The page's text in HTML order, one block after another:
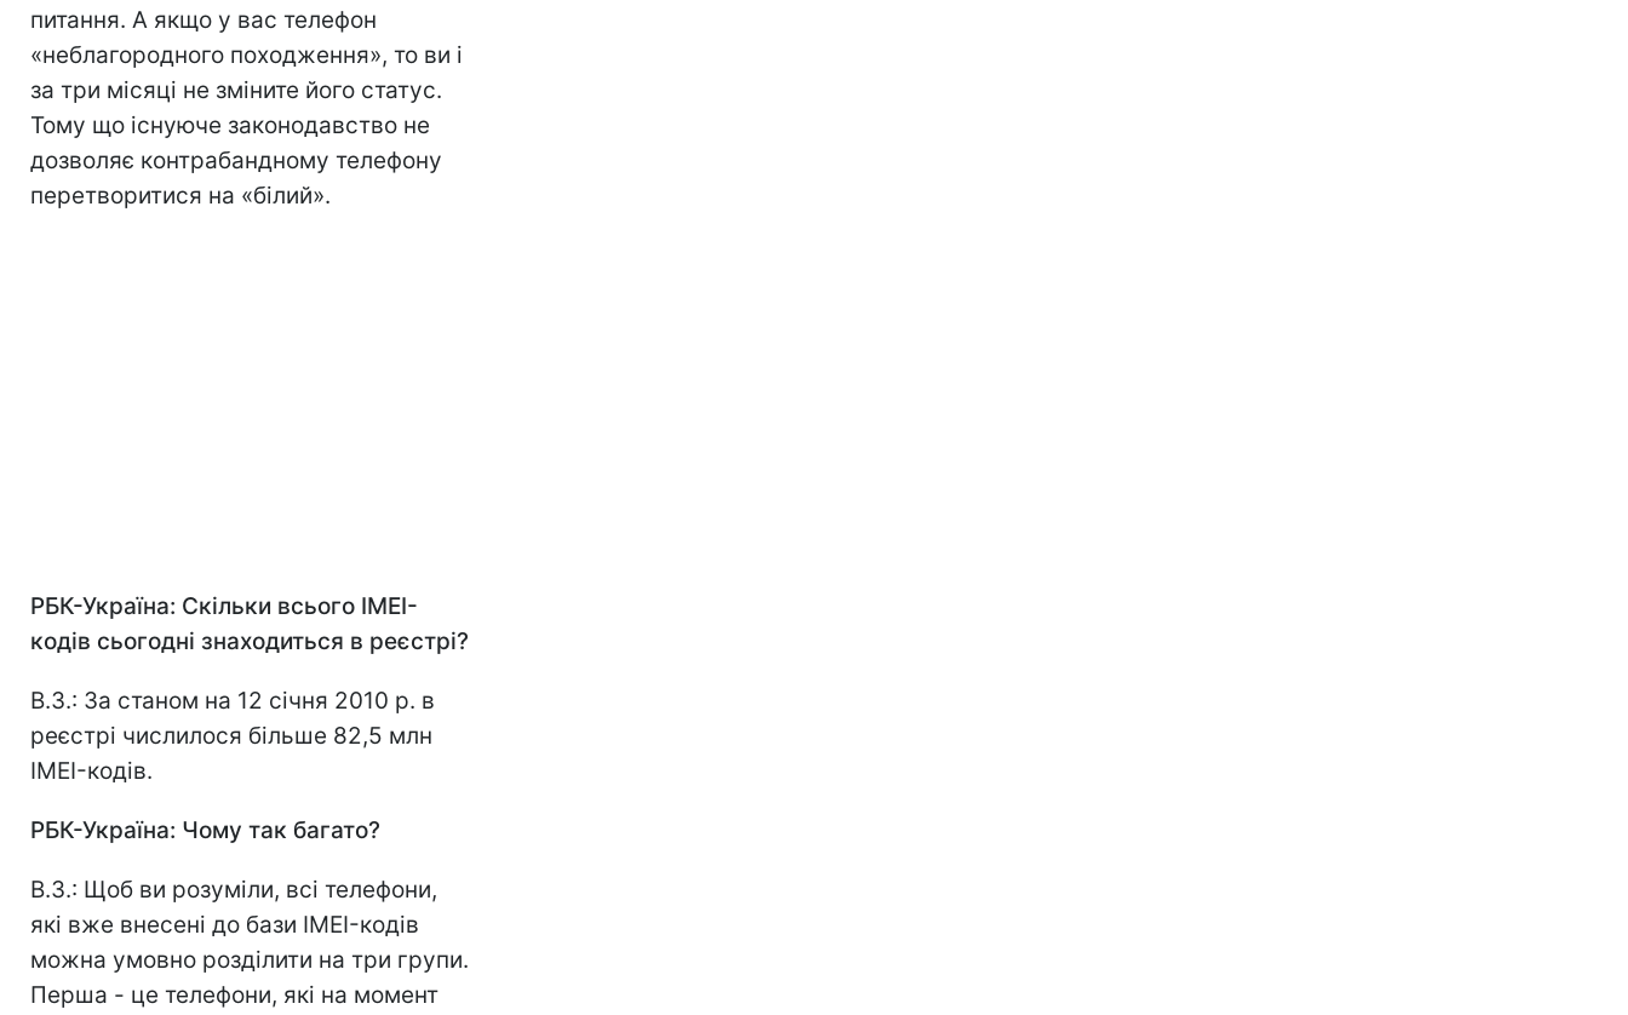
питання. А якщо у вас телефон
«неблагородного походження», то ви і
за три місяці не зміните його статус.
Тому що існуюче законодавство не
дозволяє контрабандному телефону
перетворитися на «білий».
РБК-Україна: Скільки всього IMEI-
кодів сьогодні знаходиться в реєстрі?
В.З.: За станом на 12 січня 2010 р. в
реєстрі числилося більше 82,5 млн
IMEI-кодів.
РБК-Україна: Чому так багато?
В.З.: Щоб ви розуміли, всі телефони,
які вже внесені до бази IMEI-кодів
можна умовно розділити на три групи.
Перша - це телефони, які на момент